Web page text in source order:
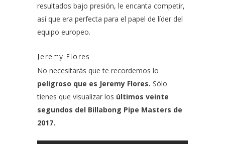
resultados bajo presión, le encanta competir,
así que era perfecta para el papel de líder del
equipo europeo.
Jeremy Flores
No necesitarás que te recordemos lo
peligroso que es Jeremy Flores. Sólo
tienes que visualizar los últimos veinte
segundos del Billabong Pipe Masters de
2017.